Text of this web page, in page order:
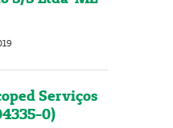
Serviços
0)